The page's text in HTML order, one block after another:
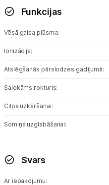
Funkcijas
Vēsā gaisa plūsma:
Ionizācija:
Atslēgšanās pārslodzes gadījumā:
Salokāms rokturis:
Cilpa uzkāršanai:
Somiņa uzglabāšanai:
Svars
Ar iepakojumu: